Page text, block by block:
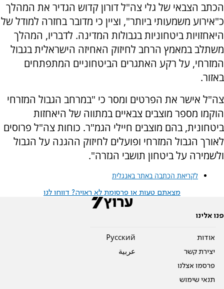
הכתב הצבאי של גלי צה"ל דורון קדוש הגדיר את המהלך
כ"אירוע משמעותי ביותר", וציין כי מדובר בחזרה למודל של
היאחזויות ביטחוניות בגבולות המדינה. לדבריו, המהלך
משתלב במאמץ הרחב לחיזוק האחיזה הישראלית בגבול
המזרחי, על רקע האתגרים הביטחוניים המתפתחים
באזור.
צה"ל אישר את הפרטים ומסר כי "במרחב הגבול המזרחי
הוקמו מספר מוצבים צבאיים במתווה של היאחזות
ביטחונית, בהם מוצבים חיילי הגמ"ר. כוחות צה"ל פרוסים
לאורך הגבול המזרחי ופועלים לחיזוק ההגנה על הגבול
ולשמירה על ביטחון תושבי הגזרה".
לקריאת הכתבה באתר באנגלית
מצאתם טעות או פרסומת לא ראויה? דווחו לנו
פנו אלינו
אודות
יצירת קשר
פרסמו אצלנו
תנאי שימוש
Pусский
عربية